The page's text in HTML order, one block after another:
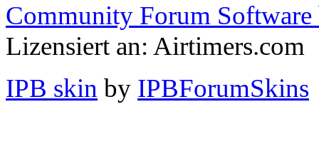
Community Forum Software
Lizensiert an: Airtimers.com
IPB skin by IPBForumSkins